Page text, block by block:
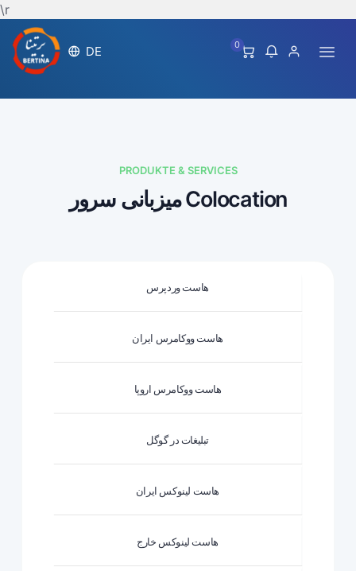
\r
DE 0
PRODUKTE & SERVICES
میزبانی سرور Colocation
هاست وردپرس
هاست ووکامرس ایران
هاست ووکامرس اروپا
تبلیغات در گوگل
هاست لینوکس ایران
هاست لینوکس خارج